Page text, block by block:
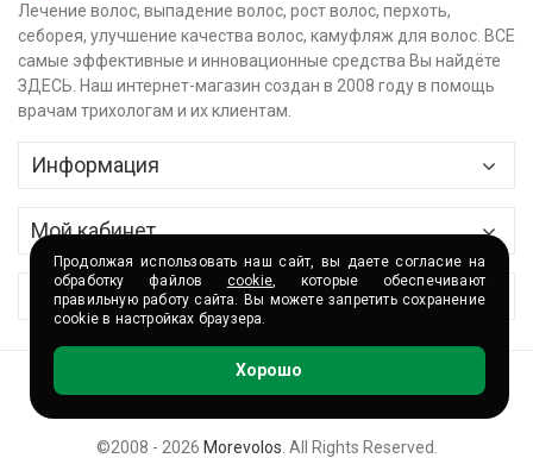
Лечение волос, выпадение волос, рост волос, перхоть,
себорея, улучшение качества волос, камуфляж для волос. ВСЕ
самые эффективные и инновационные средства Вы найдёте
ЗДЕСЬ. Наш интернет-магазин создан в 2008 году в помощь
врачам трихологам и их клиентам.
Информация
О магазине
Доставка и оплата
Партнёры и сотрудничество
Контакты
Мой кабинет
Контактные данные
История заказов
Сервис
Сертификаты
Волшебные акции
Накопительная программа
©2008 - 2026 Morevolos. All Rights Reserved.
Продолжая использовать наш сайт, вы даете согласие на
обработку файлов cookie, которые обеспечивают
правильную работу сайта. Вы можете запретить сохранение
cookie в настройках браузера.
Хорошо